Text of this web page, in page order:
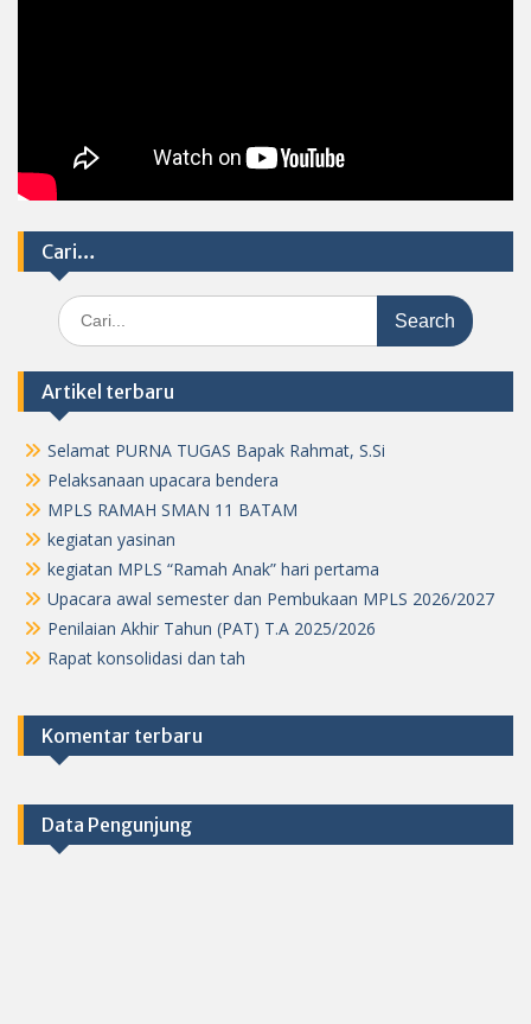
Cari…
Search
for:
Artikel terbaru
Selamat PURNA TUGAS Bapak Rahmat, S.Si
Pelaksanaan upacara bendera
MPLS RAMAH SMAN 11 BATAM
kegiatan yasinan
kegiatan MPLS “Ramah Anak” hari pertama
Upacara awal semester dan Pembukaan MPLS 2026/2027
Penilaian Akhir Tahun (PAT) T.A 2025/2026
Rapat konsolidasi dan tah
Komentar terbaru
Data Pengunjung